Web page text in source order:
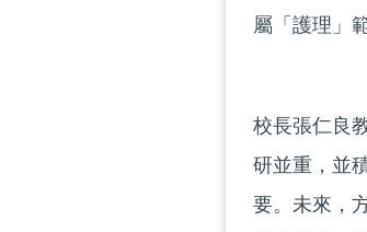
屬「護理」
校長張仁良
研並重，並
要。未來，